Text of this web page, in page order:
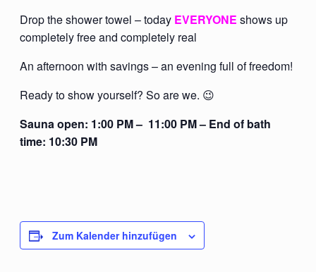
Drop the shower towel – today EVERYONE shows up
completely free and completely real
An afternoon with savings – an evening full of freedom!
Ready to show yourself? So are we. 😉
Sauna open: 1:00 PM – 11:00 PM – End of bath
time: 10:30 PM
Zum Kalender hinzufügen